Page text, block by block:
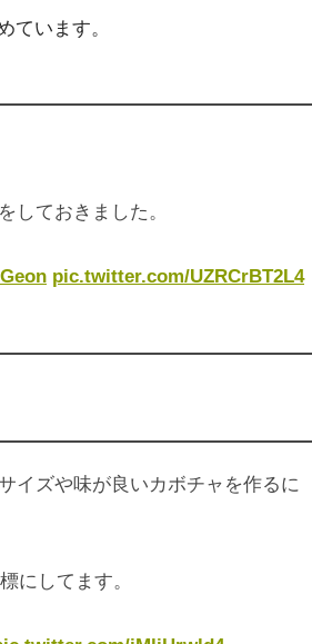
ています。
しておきました。
pic.twitter.com/UZRCrBT2L4
イズや味が良いカボチャを作るに
にしてます。